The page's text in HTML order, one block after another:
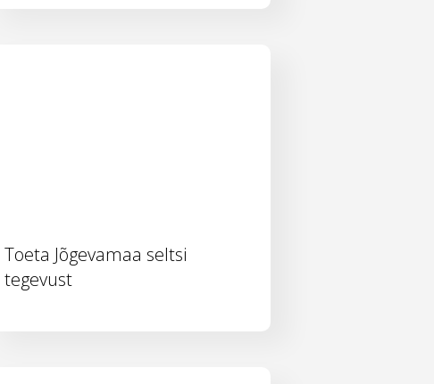
Toeta Jõgevamaa seltsi
tegevust